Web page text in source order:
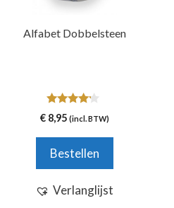
Alfabet Dobbelsteen
4.00
van 5
€8,95 (incl. BTW)
Bestellen
Verlanglijst